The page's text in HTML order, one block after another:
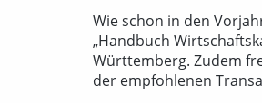
Wie schon in den
„Handbuch
Württemberg. Zudem
der empfohlenen